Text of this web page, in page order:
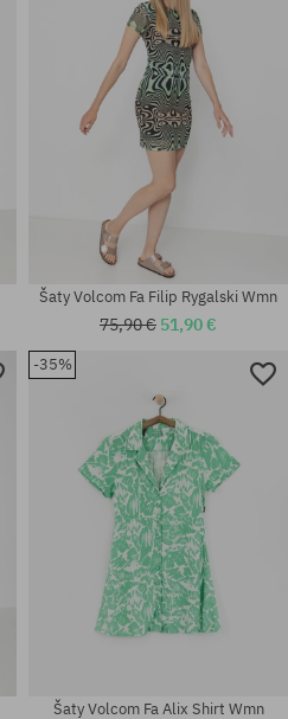
Šaty Volcom Fa Filip Rygalski Wmn
75,90 € 51,90 €
-35%
Šaty Volcom Fa Alix Shirt Wmn